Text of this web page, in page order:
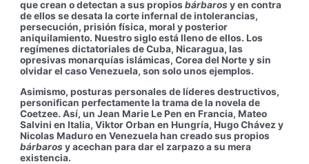
que crean o detectan a sus propiosbárbarosy en contra
de ellos se desata la corte infernal de intolerancias,
persecución, prisión física, moral y posterior
aniquilamiento. Nuestro siglo está lleno de ellos. Los
regímenes dictatoriales de Cuba, Nicaragua, las
opresivas monarquías islámicas, Corea del Norte y sin
olvidar el caso Venezuela, son solo unos ejemplos.
Asimismo, posturas personales de líderes destructivos,
personifican perfectamente la trama de la novela de
Coetzee. Así, un Jean Marie Le Pen en Francia, Mateo
Salvini en Italia, Viktor Orban en Hungría, Hugo Chávez y
Nicolas Maduro en Venezuela han creado sus propios
bárbarosy acechan para dar el zarpazo a su mera
existencia.